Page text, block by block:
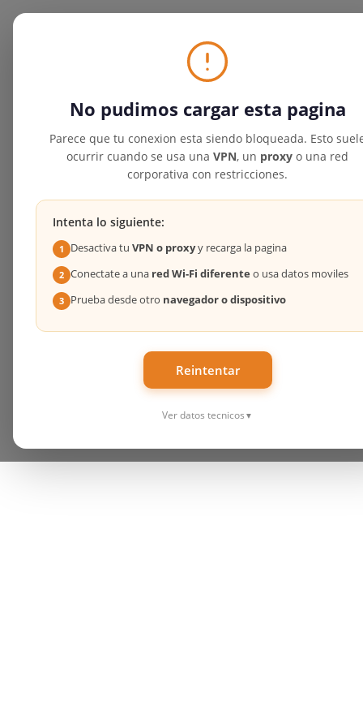
No pudimos cargar esta pagina
Parece que tu conexion esta siendo bloqueada. Esto
ocurrir cuando se usa una VPN, un proxy o una red
corporativa con restricciones.
Intenta lo siguiente:
1 Desactiva tu VPN o proxyy recarga la pagina
2 Conectate a una red Wi-Fi diferente o usa datos moviles
3 Prueba desde otro navegador o dispositivo
Reintentar
Ver datos tecnicos ▼